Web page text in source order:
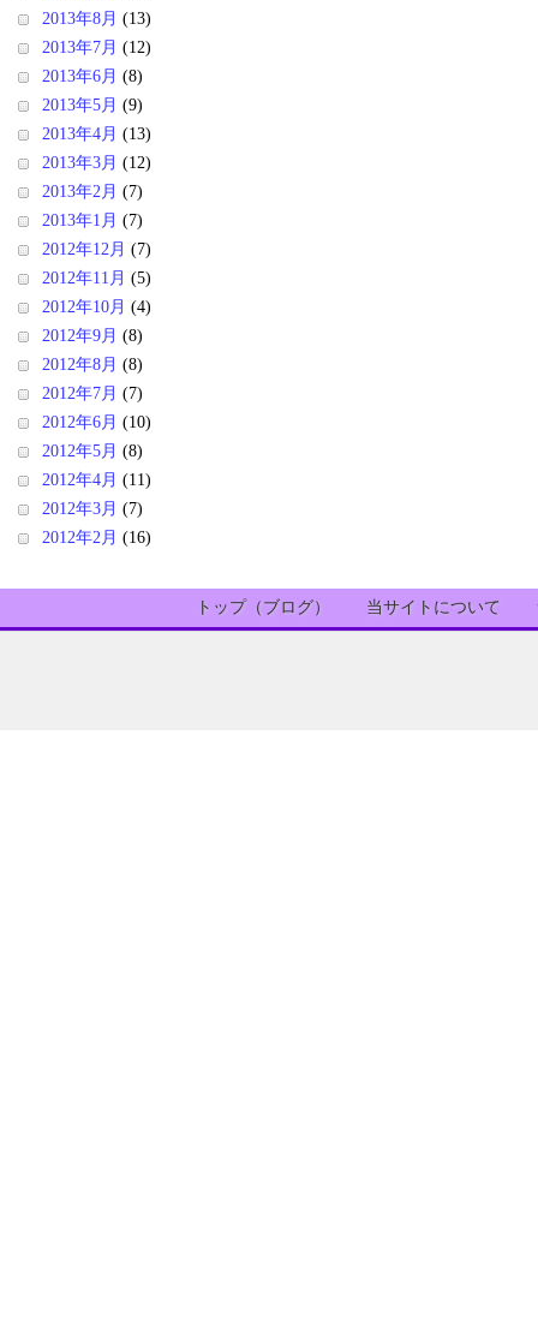
2013年8月 (13)
2013年7月 (12)
2013年6月 (8)
2013年5月 (9)
2013年4月 (13)
2013年3月 (12)
2013年2月 (7)
2013年1月 (7)
2012年12月 (7)
2012年11月 (5)
2012年10月 (4)
2012年9月 (8)
2012年8月 (8)
2012年7月 (7)
2012年6月 (10)
2012年5月 (8)
2012年4月 (11)
2012年3月 (7)
2012年2月 (16)
トップ（ブログ） 当サイトについて